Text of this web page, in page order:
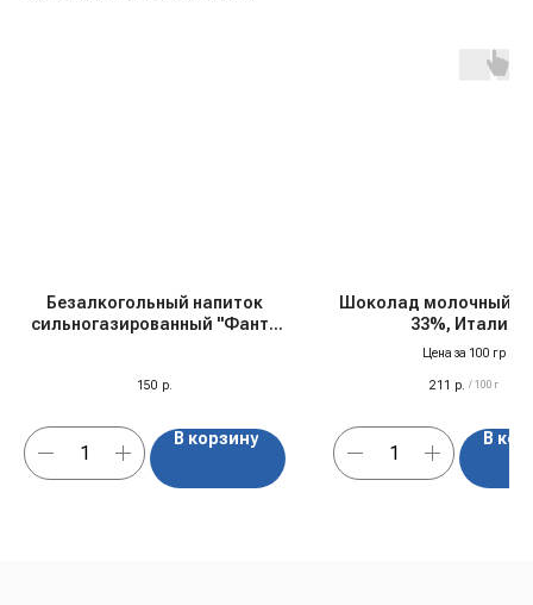
Безалкогольный напиток
сильногазированный "Фанта
150 р.
В корзину
Шоколад молочный
33%, Италия
Цена за 100 гр
211 р. / 100 г
В